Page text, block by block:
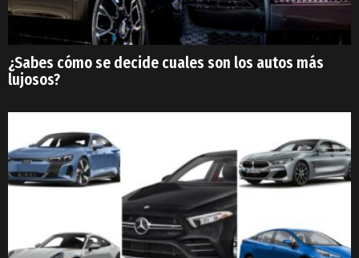
¿Sabes cómo se decide cuales son los autos más
lujosos?